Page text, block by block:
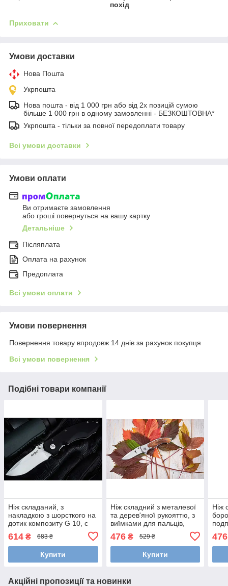
похід
Приховати
Умови доставки
Нова Пошта
Укрпошта
Нова пошта - від 1 000 грн або від 2х позицій сумою
більше 1 000 грн в одному замовленні - БЕЗКОШТОВНА*
Укрпошта - тільки за повної передоплати товару
Всі умови доставки
Умови оплати
Ви отримаєте замовлення
або гроші повернуться на вашу картку
Детальніше
Післяплата
Оплата на рахунок
Предоплата
Всі умови оплати
Умови повернення
Повернення товару впродовж 14 днів за рахунок покупця
Всі умови повернення
Подібні товари компанії
Ніж складаний, з
накладкою з шорсткого на
дотик композиту G 10, с
виїмками і насічками
614 ₴ 683 ₴
Купити
Ніж складний з металевої
та дерев'яної рукояттю, з
виїмками для пальців,
476₴ 529 ₴
Купити
Ніж
476
Акційні пропозиції та новинки